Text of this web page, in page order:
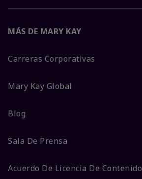
MÁS DE MARY KAY
Carreras Corporativas
Mary Kay Global
Blog
Sala De Prensa
Acuerdo De Licencia De Contenido